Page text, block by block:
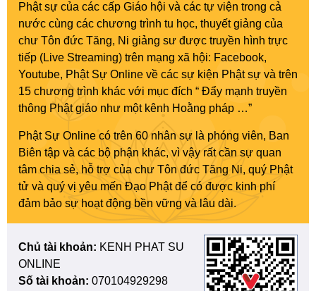
Phật sự của các cấp Giáo hội và các tự viện trong cả
nước cùng các chương trình tu học, thuyết giảng của
chư Tôn đức Tăng, Ni giảng sư được truyền hình trực
tiếp (Live Streaming) trên mạng xã hội: Facebook,
Youtube, Phật Sự Online về các sự kiện Phật sự và trên
15 chương trình khác với mục đích “ Đẩy mạnh truyền
thông Phật giáo như một kênh Hoằng pháp …”
Phật Sự Online có trên 60 nhân sự là phóng viên, Ban
Biên tập và các bộ phận khác, vì vậy rất cần sự quan
tâm chia sẻ, hỗ trợ của chư Tôn đức Tăng Ni, quý Phật
tử và quý vị yêu mến Đạo Phật để có được kinh phí
đảm bảo sự hoạt động bền vững và lâu dài.
Chủ tài khoản: KENH PHAT SU
ONLINE
Số tài khoản: 070104929298